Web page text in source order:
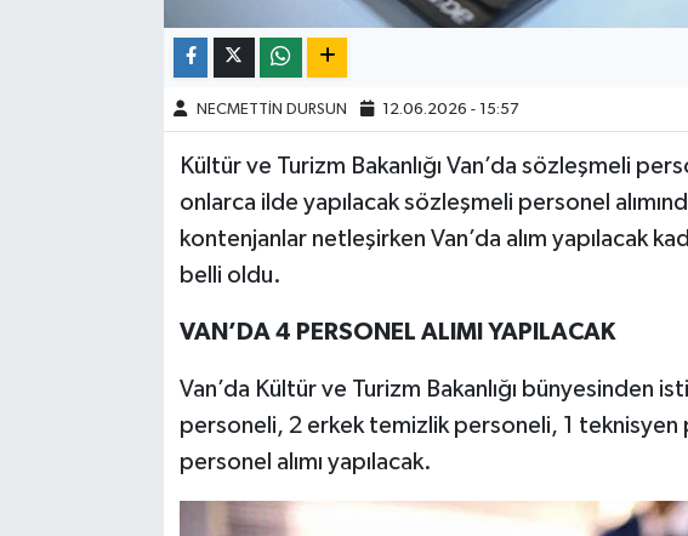
NECMETTİN DURSUN 12.06.2026 - 15:57
Kültür ve Turizm Bakanlığı Van’da sözleşmeli
onlarca ilde yapılacak sözleşmeli personel
kontenjanlar netleşirken Van’da alım yapılacak
belli oldu.
VAN’DA 4 PERSONEL ALIMI YAPILACAK
Van’da Kültür ve Turizm Bakanlığı bünyesinden
personeli, 2 erkek temizlik personeli, 1
personel alımı yapılacak.